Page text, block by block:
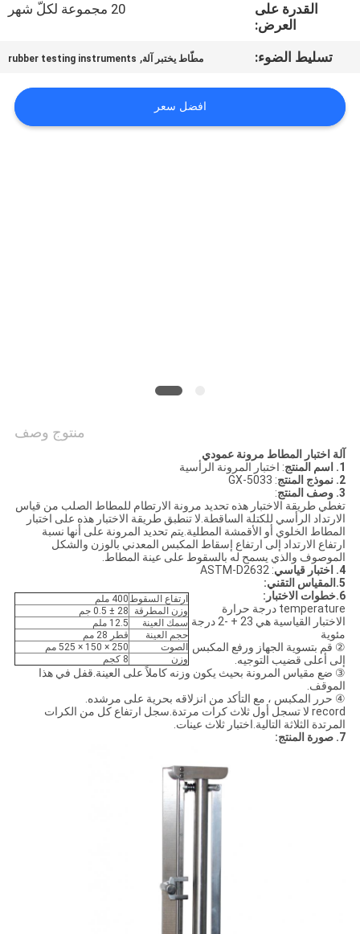
أخبار
القدرة على
العرض:
20 مجموعة لكلّ شهر
تسليط الضوء: مطّاط يختبر آلة,
rubber testing instruments
افضل سعر
منتوج وصف
آلة اختبار المطاط مرونة عمودي
1. اسم المنتج
: اختبار المرونة الرأسية
2. نموذج المنتج
: GX-5033
3. وصف المنتج
:
تغطي طريقة الاختبار هذه تحديد مرونة الارتطام للمطاط الصلب من قياس
الارتداد الرأسي للكتلة الساقطة.لا تنطبق طريقة الاختبار هذه على اختبار
المطاط الخلوي أو الأقمشة المطلية.يتم تحديد المرونة على أنها نسبة
ارتفاع الارتداد إلى ارتفاع إسقاط المكبس المعدني بالوزن والشكل
الموصوف والذي يسمح له بالسقوط على عينة المطاط.
4. اختبار قياسي
: ASTM-D2632
5.المقياس التقني:
ارتفاع السقوط400 ملم
وزن المطرقة
28 ± 0.5 جم
سمك العينة
12.5 ملم
حجم العينة
قطر 28 مم
الصوت
250 × 150 × 525 مم
وزن
8 كجم
6.خطوات الاختبار :
temperature درجة حرارة
الاختبار القياسية هي 23 + -2 درجة
مئوية
② قم بتسوية الجهاز ورفع المكبس
إلى أعلى قضيب التوجيه.
③ ضع مقياس المرونة بحيث يكون وزنه كاملاً على العينة.قفل في هذا
الموقف.
④ حرر المكبس ، مع التأكد من انزلاقه بحرية على مرشده.
record لا تسجل أول ثلاث كرات مرتدة.سجل ارتفاع كل من الكرات
المرتدة الثلاثة التالية.اختبار ثلاث عينات.
7. صورة المنتج: